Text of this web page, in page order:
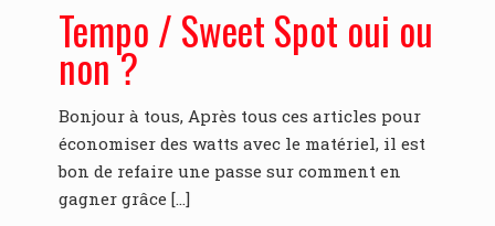
Tempo / Sweet Spot oui ou
non ?
Bonjour à tous, Après tous ces articles pour
économiser des watts avec le matériel, il est
bon de refaire une passe sur comment en
gagner grâce […]